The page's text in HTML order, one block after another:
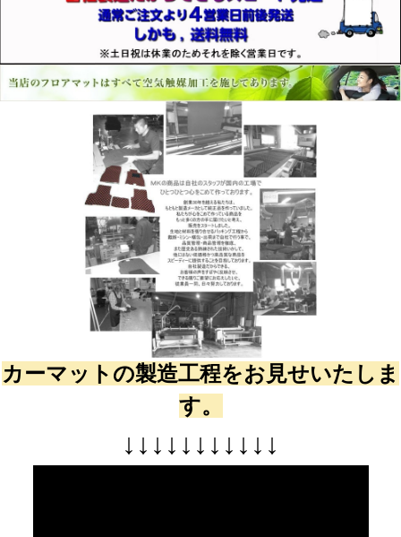
カーマットの製造工程をお見せいたしま
す。
↓ ↓ ↓ ↓ ↓ ↓ ↓ ↓ ↓ ↓ ↓